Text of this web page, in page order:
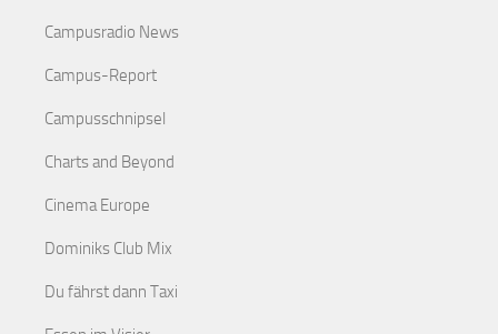
Campusradio News
Campus-Report
Campusschnipsel
Charts and Beyond
Cinema Europe
Dominiks Club Mix
Du fährst dann Taxi